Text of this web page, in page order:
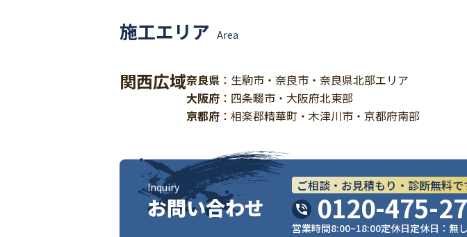
施工エリア Area
関西広域奈良県 ：生駒市・奈良市・奈良県北部エリア
大阪府 ：四条畷市・大阪府北東部
京都府 ：相楽郡精華町・木津川市・京都府南部
お問い合わせ
Inquiry ご相談・お見積もり・診断無料で
0120-475-
営業時間8:00~18:00定休日定休日：無し